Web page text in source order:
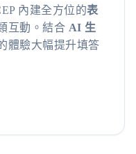
內建全方位的表
互動。結合 AI 生
體驗大幅提升填答